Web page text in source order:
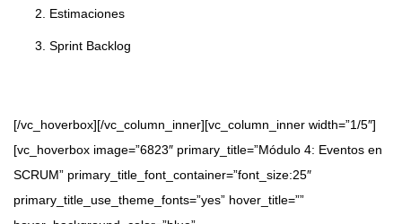
Estimaciones
Sprint Backlog
[/vc_hoverbox][/vc_column_inner][vc_column_inner width=”1/5″]
[vc_hoverbox image=”6823″ primary_title=”Módulo 4: Eventos en
SCRUM” primary_title_font_container=”font_size:25″
primary_title_use_theme_fonts=”yes” hover_title=””